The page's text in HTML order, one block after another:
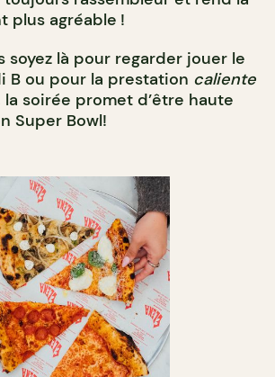
plus agréable !
soyez là pour regarder jouer le
B ou pour la prestation caliente
la soirée promet d’être haute
Super Bowl!